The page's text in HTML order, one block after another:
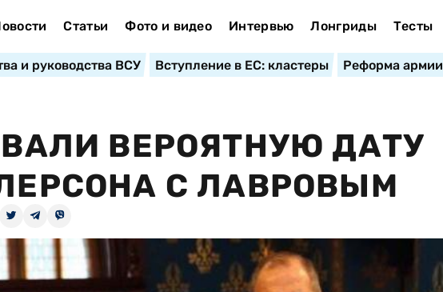
Статьи Фото и видео Интервью Лонгриды Тесты
и руководства ВСУ Вступление в ЕС: кластеры Реформа армии
ВЕРОЯТНУЮ ДАТУ
С ЛАВРОВЫМ